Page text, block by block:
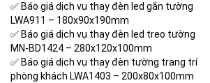
✅ Báo giá dịch vụ thay đèn led gắn tường
LWA911 – 180x90x190mm
✅ Báo giá dịch vụ thay đèn led treo tường
MN-BD1424 – 280x120x100mm
✅ Báo giá dịch vụ thay đèn tường trang trí
phòng khách LWA1403 – 200x80x100mm